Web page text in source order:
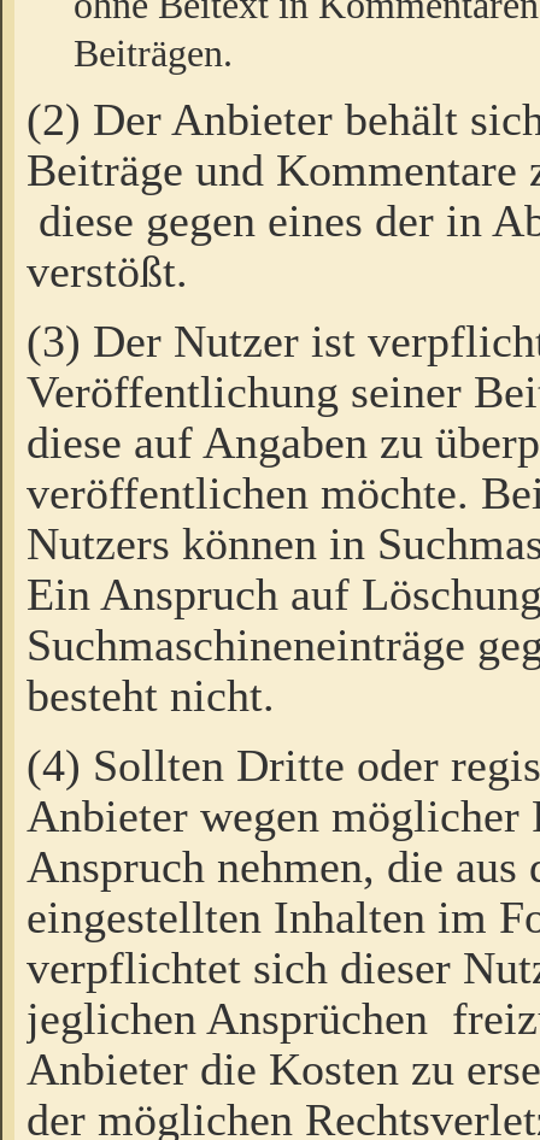
Beiträgen.
(2) Der Anbieter behält
Beiträge und Kommentare
diese gegen eines der in
verstößt.
(3) Der Nutzer ist
Veröffentlichung seiner
diese auf Angaben zu
veröffentlichen möchte.
Nutzers können in
Ein Anspruch auf
Suchmaschineneinträge
besteht nicht.
(4) Sollten Dritte oder
Anbieter wegen möglicher
Anspruch nehmen, die
eingestellten Inhalten im
verpflichtet sich dieser
jeglichen Ansprüchen
Anbieter die Kosten zu
der möglichen